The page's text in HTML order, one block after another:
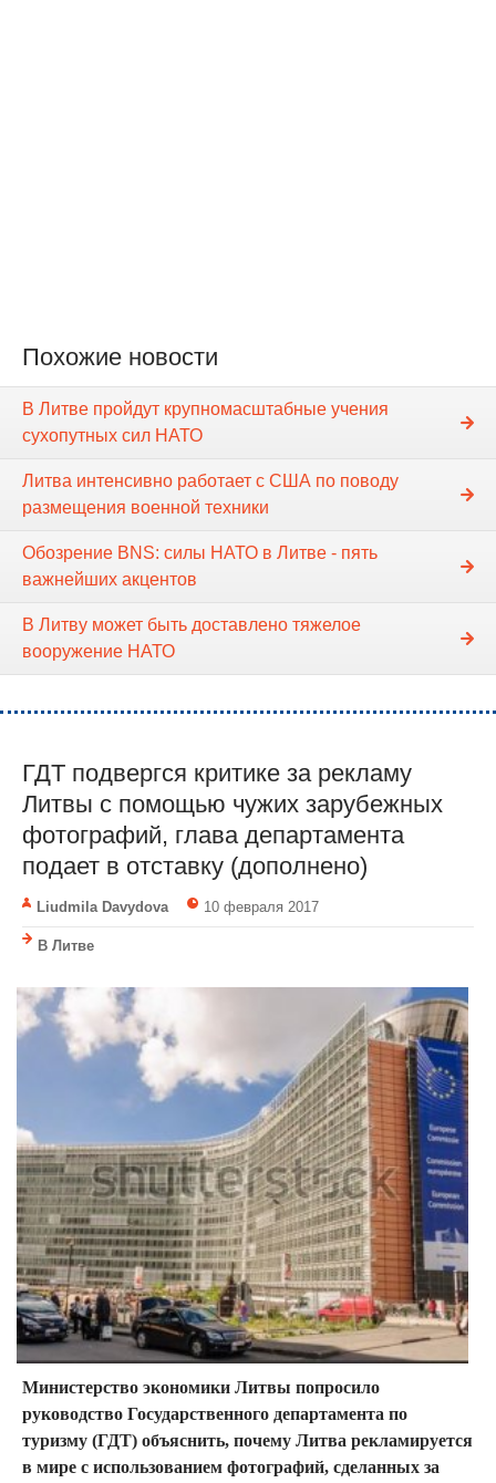
Похожие новости
В Литве пройдут крупномасштабные учения
сухопутных сил НАТО
Литва интенсивно работает с США по поводу
размещения военной техники
Обозрение BNS: силы НАТО в Литве - пять
важнейших акцентов
В Литву может быть доставлено тяжелое
вооружение НАТО
ГДТ подвергся критике за рекламу
Литвы с помощью чужих зарубежных
фотографий, глава департамента
подает в отставку (дополнено)
Liudmila Davydova 10 февраля 2017
В Литве
Министерство экономики Литвы попросило
руководство Государственного департамента по
туризму (ГДТ) объяснить, почему Литва рекламируется
в мире с использованием фотографий, сделанных за